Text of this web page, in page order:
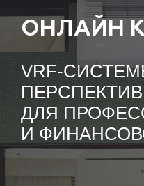
ОНЛАЙН
VRF-
ДЛЯ
И